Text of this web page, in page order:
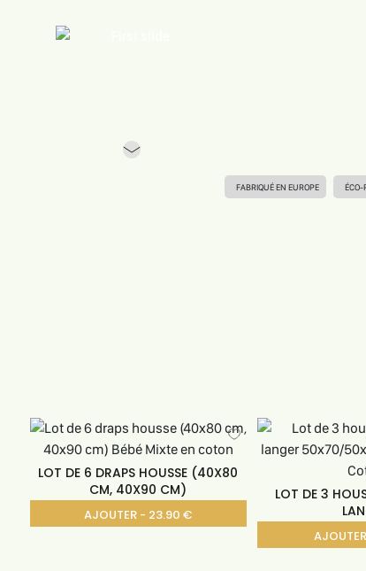
Previous
FABRIQUÉ EN EUROPE ÉCO-
LOT DE 6 DRAPS HOUSSE (40X80
CM, 40X90 CM)
AJOUTER - 23.90 €
LOT DE 3